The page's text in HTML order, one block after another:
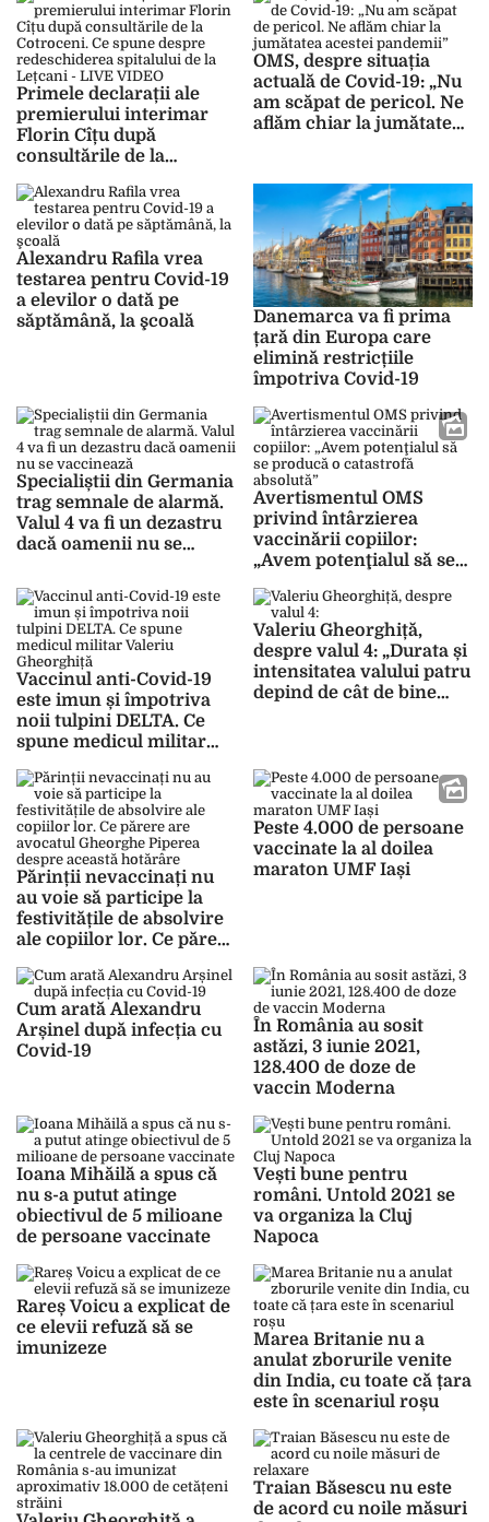
Primele declarații ale
premierului interimar
Florin Cîțu după
consultările de la
despre redeschiderea
spitalului de la Lețcani –
LIVE VIDEO
OMS, despre situația
actuală de Covid-19: „Nu
am scăpat de pericol. Ne
aflăm chiar la jumătatea
Alexandru Rafila vrea
testarea pentru Covid-19
a elevilor o dată pe
săptămână, la şcoală
Danemarca va fi prima
țară din Europa care
elimină restricțiile
împotriva Covid-19
Specialiștii din Germania
trag semnale de alarmă.
Valul 4 va fi un dezastru
dacă oamenii nu se
Avertismentul OMS
privind întârzierea
vaccinării copiilor:
„Avem potenţialul să se
absolută”
Vaccinul anti-Covid-19
este imun și împotriva
noii tulpini DELTA. Ce
spune medicul militar
Valeriu Gheorghiță,
despre valul 4: „Durata și
intensitatea valului patru
depind de cât de bine
Părinții nevaccinați nu
au voie să participe la
festivitățile de absolvire
ale copiilor lor. Ce părere
Piperea despre această
hotărâre
Peste 4.000 de persoane
vaccinate la al doilea
maraton UMF Iași
Cum arată Alexandru
Arșinel după infecția cu
Covid-19
În România au sosit
astăzi, 3 iunie 2021,
128.400 de doze de
vaccin Moderna
Ioana Mihăilă a spus că
nu s-a putut atinge
obiectivul de 5 milioane
de persoane vaccinate
Vești bune pentru
români. Untold 2021 se
va organiza la Cluj
Napoca
Rareș Voicu a explicat de
ce elevii refuză să se
imunizeze
Marea Britanie nu a
anulat zborurile venite
din India, cu toate că țara
este în scenariul roșu
Traian Băsescu nu este
de acord cu noile măsuri